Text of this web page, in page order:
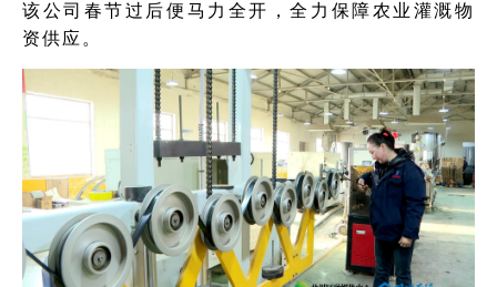
该公司春节过后便马力全开，全力保障农业灌溉物
资供应。